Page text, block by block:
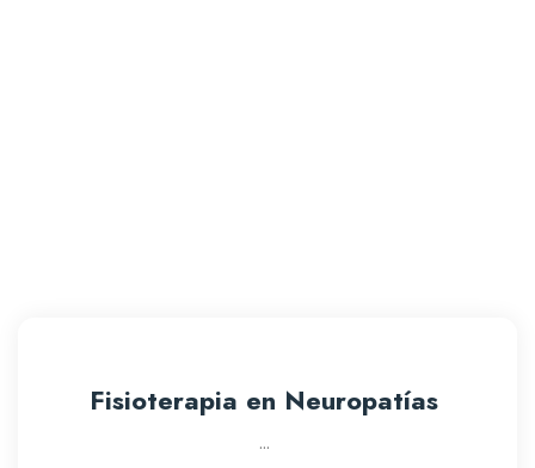
Fisioterapia en Neuropatías
...